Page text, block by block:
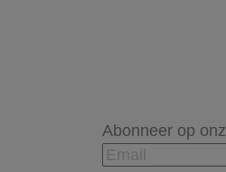
Abonneer op